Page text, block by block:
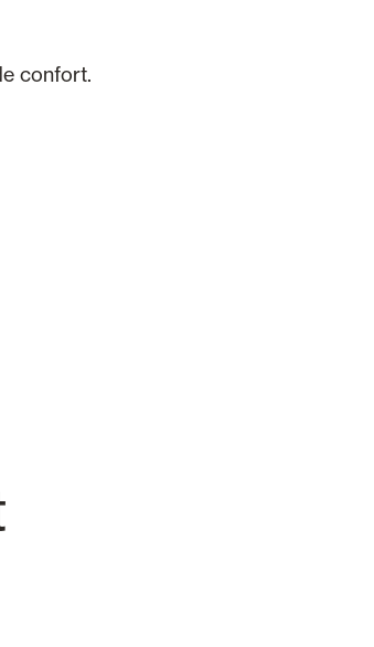
confort.